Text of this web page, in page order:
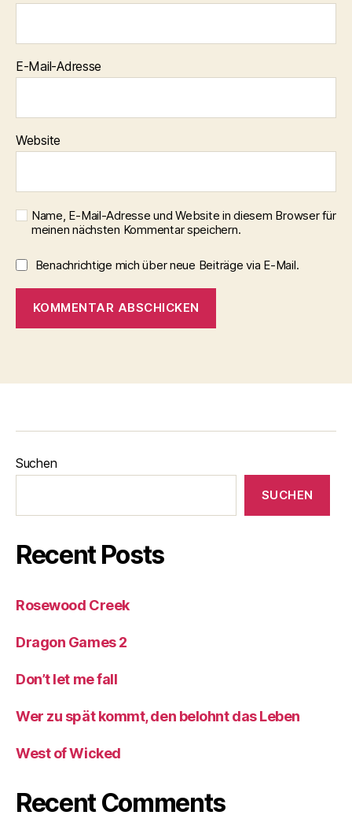
E-Mail-Adresse
Website
Name, E-Mail-Adresse und Website in diesem Browser für
meinen nächsten Kommentar speichern.
Benachrichtige mich über neue Beiträge via E-Mail.
Suchen
SUCHEN
Recent Posts
Rosewood Creek
Dragon Games 2
Don’t let me fall
Wer zu spät kommt, den belohnt das Leben
West of Wicked
Recent Comments